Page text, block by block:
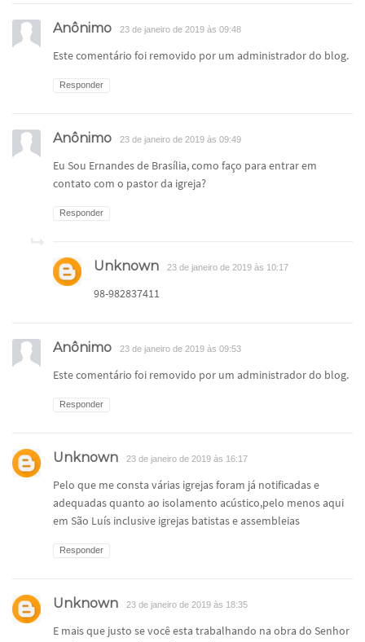
Anônimo 23 de janeiro de 2019 às 09:48
Este comentário foi removido por um administrador do blog.
Responder
Anônimo 23 de janeiro de 2019 às 09:49
Eu Sou Ernandes de Brasília, como faço para entrar em
contato com o pastor da igreja?
Responder
Unknown 23 de janeiro de 2019 às 10:17
98-982837411
Anônimo 23 de janeiro de 2019 às 09:53
Este comentário foi removido por um administrador do blog.
Responder
Unknown 23 de janeiro de 2019 às 16:17
Pelo que me consta várias igrejas foram já notificadas e
adequadas quanto ao isolamento acústico,pelo menos aqui
em São Luís inclusive igrejas batistas e assembleias
Responder
Unknown 23 de janeiro de 2019 às 18:35
E mais que justo se você esta trabalhando na obra do Senhor